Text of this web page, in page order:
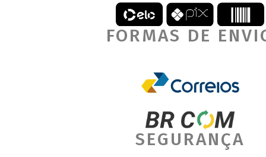
FORMAS DE
SEGURANÇA